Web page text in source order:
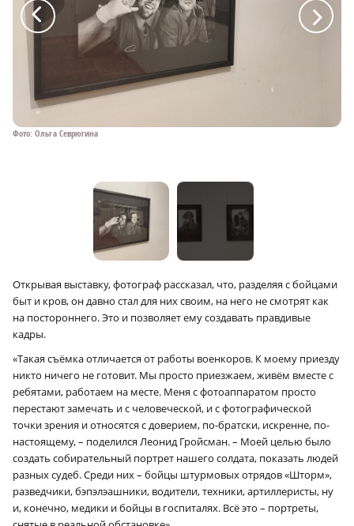
Фото: Ольга Севрюгина
a a
Открывая выставку, фотограф рассказал, что, разделяя с бойцами
быт и кров, он давно стал для них своим, на него не смотрят как
на постороннего. Это и позволяет ему создавать правдивые
кадры.
«Такая съёмка отличается от работы военкоров. К моему приезду
никто ничего не готовит. Мы просто приезжаем, живём вместе с
ребятами, работаем на месте. Меня с фотоаппаратом просто
перестают замечать и с человеческой, и с фотографической
точки зрения и относятся с доверием, по-братски, искренне, по-
настоящему, – поделился Леонид Гройсман. – Моей целью было
создать собирательный портрет нашего солдата, показать людей
разных судеб. Среди них – бойцы штурмовых отрядов «Шторм»,
разведчики, бэпэлэашники, водители, техники, артиллеристы, ну
и, конечно, медики и бойцы в госпиталях. Всё это – портреты,